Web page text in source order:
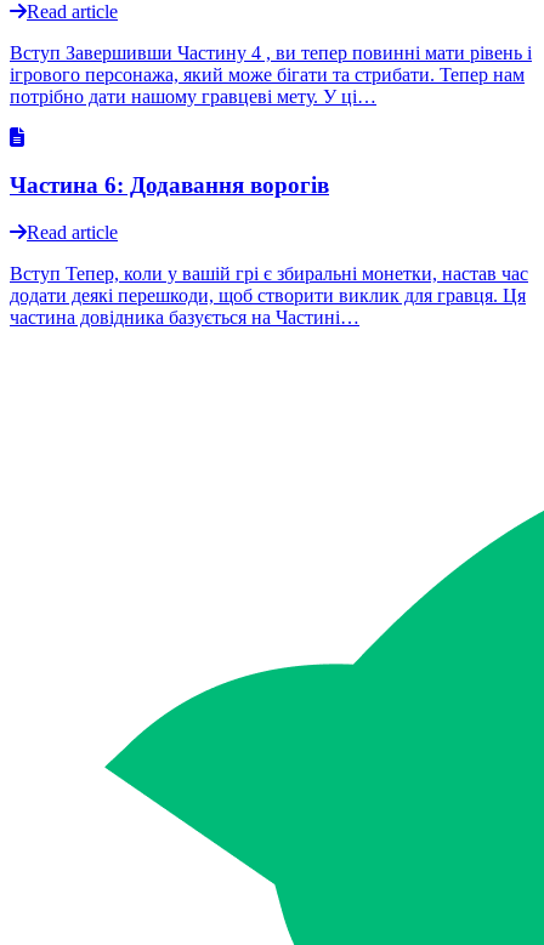
Read article
Вступ Завершивши Частину 4 , ви тепер повинні мати рівень і
ігрового персонажа, який може бігати та стрибати. Тепер нам
потрібно дати нашому гравцеві мету. У ці…
Частина 6: Додавання ворогів
Read article
Вступ Тепер, коли у вашій грі є збиральні монетки, настав час
додати деякі перешкоди, щоб створити виклик для гравця. Ця
частина довідника базується на Частині…